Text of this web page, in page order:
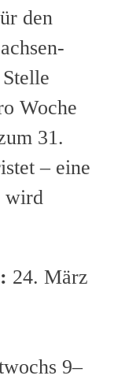
den
Woche
31.
– eine
wird
24. März
9–